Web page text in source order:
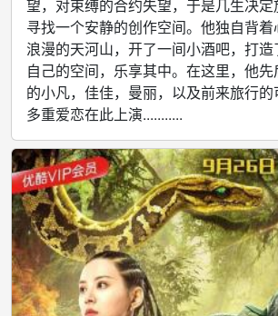
望，对束缚的合约失望，于是几生决定
寻找一个安静的创作空间。他独自背
浪漫的天河山，开了一间小酒吧，打
自己的空间，乐享其中。在这里，他
的小凡，佳佳，曼丽，以及前来旅行
多重爱恋在此上演...........